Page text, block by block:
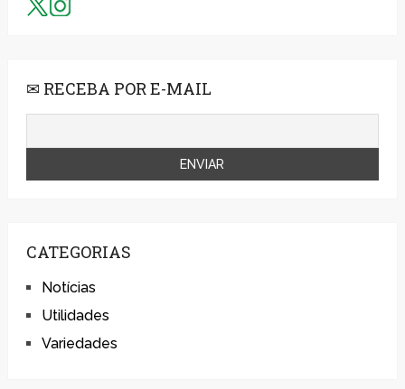
✉ RECEBA POR E-MAIL
CATEGORIAS
Notícias
Utilidades
Variedades